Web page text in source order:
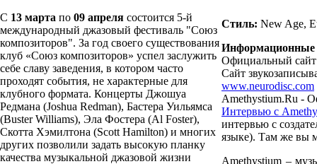
C 13 марта по 09 апреля состоится 5-й
международный джазовый фестиваль "Союз
композиторов". За год своего существования
клуб «Союз композиторов» успел заслужить
себе славу заведения, в котором часто
проходят события, не характерные для
клубного формата. Концерты Джошуа
Редмана (Joshua Redman), Бастера Уильямса
(Buster Williams), Эла Фостера (Al Foster),
Скотта Хэмилтона (Scott Hamilton) и многих
других позволили задать высокую планку
качества музыкальной джазовой жизни
Стиль: New Age,
Информационные
Официальный
Cайт
www.neurodisc.com
Amethystium.Ru -
Интервью с
интервью с
языке). Там же вы
Amethystium –